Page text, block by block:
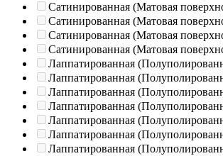
Сатинированная (Матовая
Сатинированная (Матовая
Сатинированная (Матовая
Сатинированная (Матовая
Лаппатированная
Лаппатированная
Лаппатированная
Лаппатированная
Лаппатированная
Лаппатированная
Лаппатированная